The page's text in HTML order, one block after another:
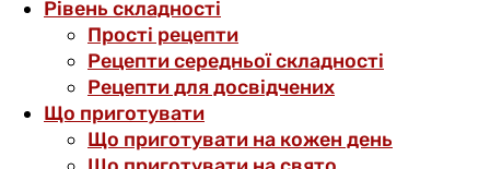
Рівень складності
Прості рецепти
Рецепти середньої складності
Рецепти для досвідчених
Що приготувати
Що приготувати на кожен день